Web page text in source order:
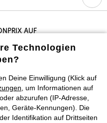
auf
Impressum
Technologien
Deine Einwilligung (Klick auf
, um Informationen auf
abzurufen (IP-Adresse,
Geräte-Kennungen). Die
Identifikation auf Drittseiten